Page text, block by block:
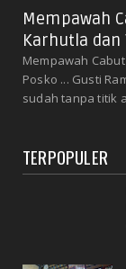
Mempawah
Karhutla dan
Mempawah
Posko ... Gusti
sudah tanpa titik
TERPOPULER